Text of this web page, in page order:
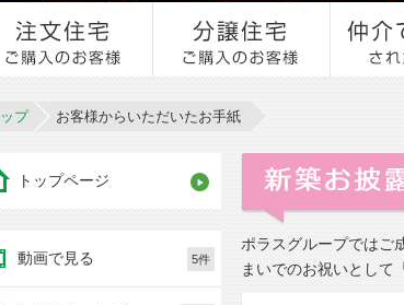
ップ お客様からいただいたお手紙
ポラスグループではご
まいでのお祝いとして
トップページ
動画で見る 5件